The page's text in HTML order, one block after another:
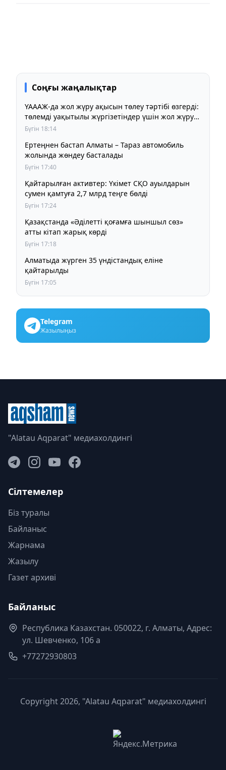
Соңғы жаңалықтар
ҮАААЖ-да жол жүру ақысын төлеу тәртібі өзгерді:
төлемді уақытылы жүргізетіндер үшін жол жүру
құны бұрынғы деңгейде сақталады
Бүгін 18:14
Ертеңнен бастап Алматы – Тараз автомобиль
жолында жөндеу басталады
Бүгін 17:40
Қайтарылған активтер: Үкімет СҚО ауылдарын
сумен қамтуға 2,7 млрд теңге бөлді
Бүгін 17:24
Қазақстанда «Әділетті қоғамға шыншыл сөз»
атты кітап жарық көрді
Бүгін 17:18
Алматыда жүрген 35 үндістандық еліне
қайтарылды
Бүгін 17:05
Telegram
Жазылыңыз
"Alatau Aqparat" медиахолдингі
Сілтемелер
Біз туралы
Байланыс
Жарнама
Жазылу
Газет архиві
Байланыс
Республика Казахстан. 050022, г. Алматы, Адрес:
ул. Шевченко, 106 а
+77272930803
Copyright 2026, "Alatau Aqparat" медиахолдингі